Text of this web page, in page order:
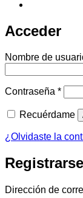
Acceder
Nombre de
Contraseña *
Recuérdame
¿Olvidaste la
Registrarse
Dirección de